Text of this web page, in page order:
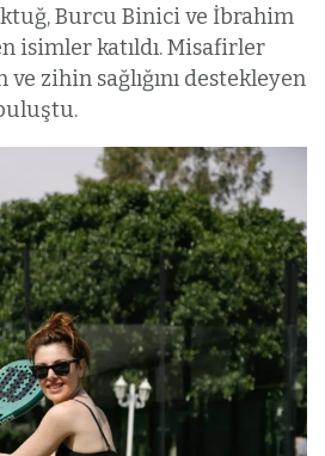
Burcu Binici ve İbrahim
isimler katıldı. Misafirler
zihin sağlığını destekleyen